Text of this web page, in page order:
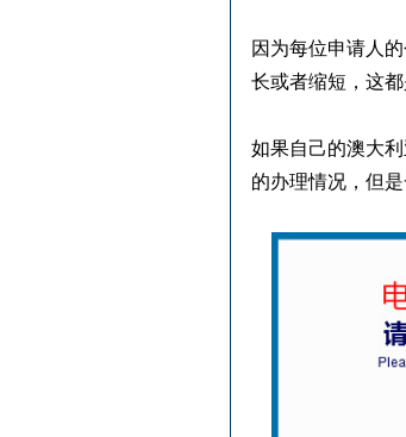
因为每位申请人
长或者缩短，这
如果自己的澳大
的办理情况，但